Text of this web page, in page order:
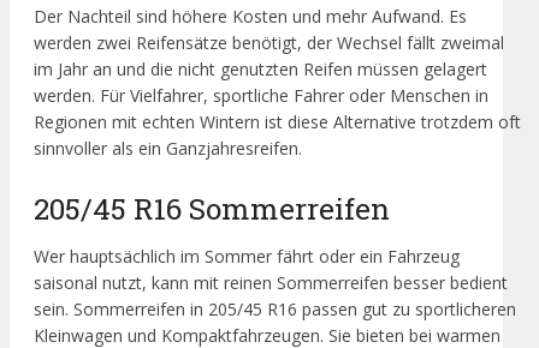
Der Nachteil sind höhere Kosten und mehr Aufwand. Es
werden zwei Reifensätze benötigt, der Wechsel fällt zweimal
im Jahr an und die nicht genutzten Reifen müssen gelagert
werden. Für Vielfahrer, sportliche Fahrer oder Menschen in
Regionen mit echten Wintern ist diese Alternative trotzdem oft
sinnvoller als ein Ganzjahresreifen.
205/45 R16 Sommerreifen
Wer hauptsächlich im Sommer fährt oder ein Fahrzeug
saisonal nutzt, kann mit reinen Sommerreifen besser bedient
sein. Sommerreifen in 205/45 R16 passen gut zu sportlicheren
Kleinwagen und Kompaktfahrzeugen. Sie bieten bei warmen